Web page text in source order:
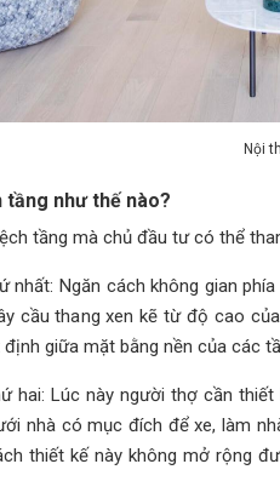
Nội
tầng như thế nào?
tầng mà chủ đầu tư có thể
nhất: Ngăn cách không gian
cầu thang xen kẽ từ độ cao
giữa mặt bằng nền của các
hai: Lúc này người thợ cần
nhà có mục đích để xe, làm
thiết kế này không mở rộng